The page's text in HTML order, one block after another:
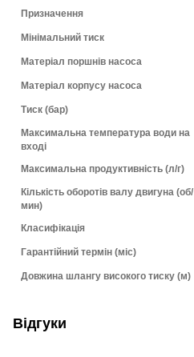
Призначення
Мінімальний тиск
Матеріал поршнів насоса
Матеріал корпусу насоса
Тиск (бар)
Максимальна температура води на
вході
Максимальна продуктивність (л/г)
Кількість оборотів валу двигуна (об/
мин)
Класифікація
Гарантійний термін (міс)
Довжина шлангу високого тиску (м)
Відгуки